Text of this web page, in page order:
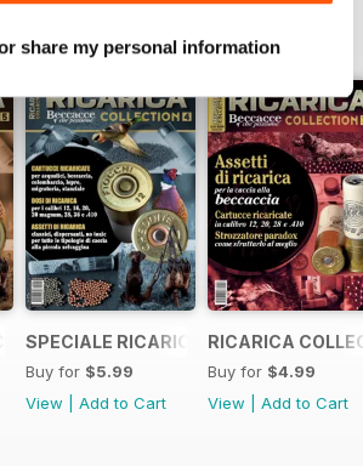
share my personal information
5
SPECIALE RICARICA COLLECTION 4
Buy for $5.99
View
Add to Cart
RICARICA
Buy for $4.99
View
Add to Cart